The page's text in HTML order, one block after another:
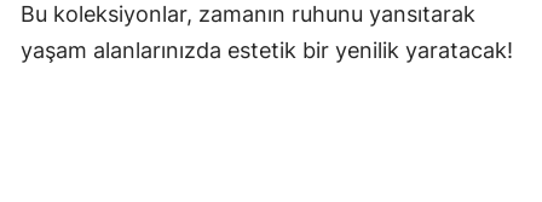
Bu koleksiyonlar, zamanın ruhunu yansıtarak
yaşam alanlarınızda estetik bir yenilik yaratacak!